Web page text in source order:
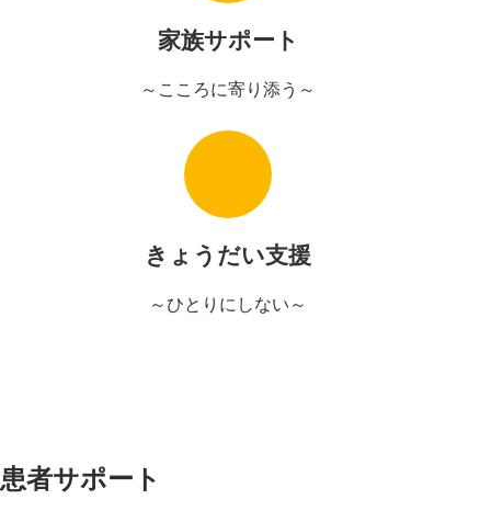
家族サポート
～こころに寄り添う～
きょうだい支援
～ひとりにしない～
患者サポート